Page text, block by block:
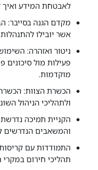
לאבטחת המידע ואיך
מקדם הגנה בסייבר:
אשר יובילו
ניטור ואזהרה:
פעילות מול סיכונים
מוקדמות.
הכשרת הצוות:
ולתהליכי הניהול
הקניית תמיכה
והמשאבים
התמודדות עם
תהליכי חירום